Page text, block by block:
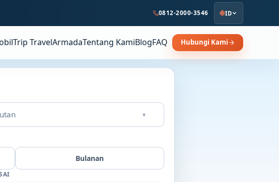
0812-2000-3546 ID
Trip TravelArmadaTentang KamiBlogFAQ Hubungi Kami
▾
Bulanan